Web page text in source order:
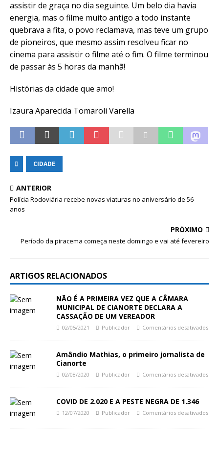
assistir de graça no dia seguinte. Um belo dia havia
energia, mas o filme muito antigo a todo instante
quebrava a fita, o povo reclamava, mas teve um grupo
de pioneiros, que mesmo assim resolveu ficar no
cinema para assistir o filme até o fim. O filme terminou
de passar às 5 horas da manhã!
Histórias da cidade que amo!
Izaura Aparecida Tomaroli Varella
CIDADE
ANTERIOR
Polícia Rodoviária recebe novas viaturas no aniversário de 56
anos
PRÓXIMO
Período da piracema começa neste domingo e vai até fevereiro
ARTIGOS RELACIONADOS
NÃO É A PRIMEIRA VEZ QUE A CÂMARA
MUNICIPAL DE CIANORTE DECLARA A
CASSAÇÃO DE UM VEREADOR
02/05/2021 Publicador Comentários desativados
Amândio Mathias, o primeiro jornalista de
Cianorte
02/08/2020 Publicador Comentários desativados
COVID DE 2.020 E A PESTE NEGRA DE 1.346
12/07/2020 Publicador Comentários desativados